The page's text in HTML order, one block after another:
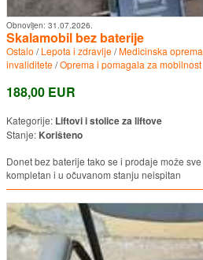
Obnovljen: 31.07.2026.
Skalamobil bez baterije
Ostalo /Lepota i zdravlje/Medicinska
invaliditete/Oprema i pomagala za mobilnost
188,00 EUR
Kategorije: Liftovi i stolice za liftove
Stanje: Korišteno
Donet bez baterije tako se i prodaje može
kompletan i u očuvanom stanju neispitan